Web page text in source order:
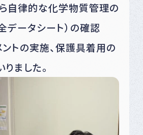
自律的な化学物質管理の
データシート）の確認
ントの実施、保護具着用の
ました。